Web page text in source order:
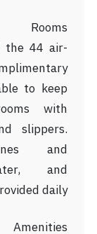
Rooms
the 44 air-
to keep
with
slippers.
and
and
daily.
Amenities